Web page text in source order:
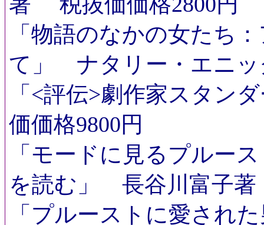
「物語のなかの女たち
て」 ナタリー・エニッ
「<評伝>劇作家スタ
価価格9800円
「モードに見るプルー
を読む」 長谷川富子著
「プルーストに愛さ